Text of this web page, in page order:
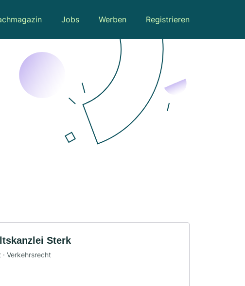
Jobs Werben Registrieren
Sterk
· Verkehrsrecht